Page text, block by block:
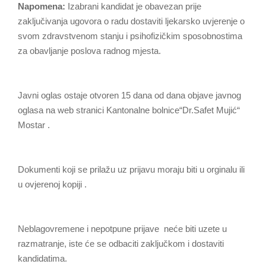
Napomena: Izabrani kandidat je obavezan prije
zaključivanja ugovora o radu dostaviti ljekarsko uvjerenje o
svom zdravstvenom stanju i psihofizičkim sposobnostima
za obavljanje poslova radnog mjesta.
Javni oglas ostaje otvoren 15 dana od dana objave javnog
oglasa na web stranici Kantonalne bolnice“Dr.Safet Mujić“
Mostar .
Dokumenti koji se prilažu uz prijavu moraju biti u orginalu ili
u ovjerenoj kopiji .
Neblagovremene i nepotpune prijave neće biti uzete u
razmatranje, iste će se odbaciti zaključkom i dostaviti
kandidatima.